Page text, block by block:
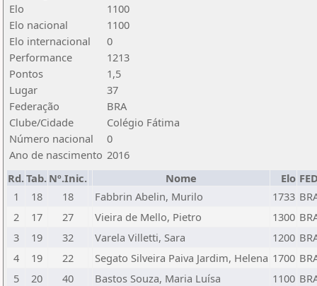
Elo
1100
Elo nacional
1100
Elo internacional
0
Performance
1213
Pontos
1,5
Lugar
37
Federação
BRA
Clube/Cidade
Colégio Fátima
Número nacional
0
Ano de nascimento 2016
Rd.Tab. Nº.Inic. Nome Elo
1
18 18 Fabbrin Abelin, Murilo 1733
2
17 27 Vieira de Mello, Pietro 1300
3
19 32 Varela Villetti, Sara 1200
4
19 22 Segato Silveira Paiva Jardim, Helena 1700
5
20 40 Bastos Souza, Maria Luísa 1100